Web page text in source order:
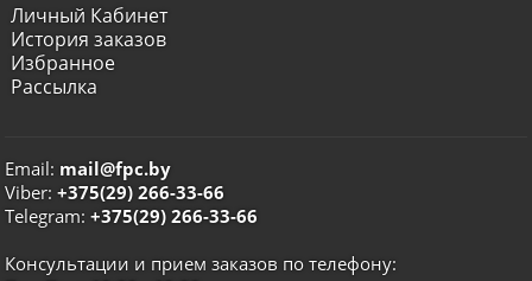
Личный Кабинет
История заказов
Избранное
Рассылка
Email: mail@fpc.by
Viber:+375(29) 266-33-66
Telegram:+375(29) 266-33-66
Консультации и прием заказов по телефону: